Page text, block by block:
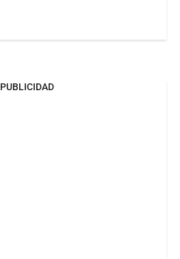
PUBLICIDAD